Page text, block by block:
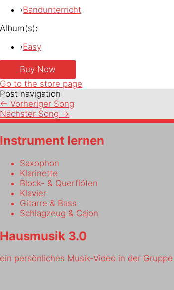
›Bandunterricht
Album(s):
›Easy
Go to the store page
Post navigation
← Vorheriger Song
Nächster Song →
Instrument lernen
Saxophon
Klarinette
Block- & Querflöten
Klavier
Gitarre & Bass
Schlagzeug & Cajon
Hausmusik 3.0
ein persönliches Musik-Video in der